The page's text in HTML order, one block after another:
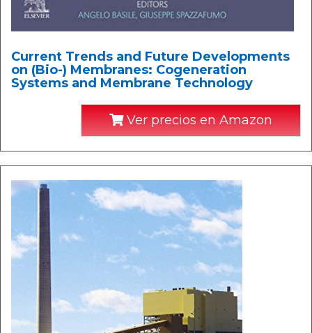
Current Trends and Future Developments
on (Bio-) Membranes: Cogeneration
Systems and Membrane Technology
Ver precios en Amazon